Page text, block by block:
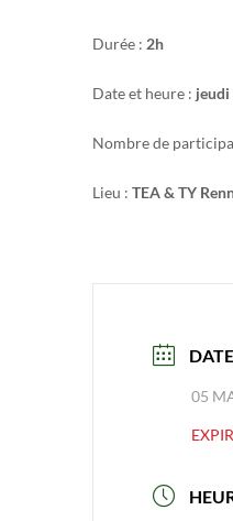
Durée : 2h
Date et heure : jeudi
Nombre de
Lieu : TEA & TY
DATE
05